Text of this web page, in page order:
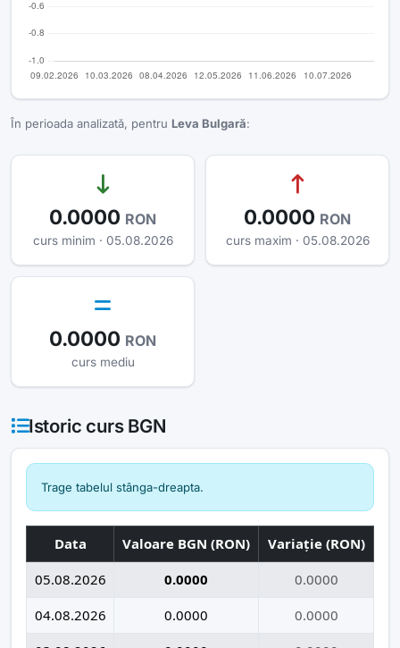
În perioada analizată, pentru Leva Bulgară:
0.0000 RON
curs minim · 05.08.2026
0.0000 RON
curs maxim · 05.08.2026
0.0000 RON
curs mediu
Istoric curs BGN
Trage tabelul stânga-dreapta.
Data Valoare BGN (RON)
Variație (RON)
05.08.2026
0.0000
0.0000
04.08.2026
0.0000
0.0000